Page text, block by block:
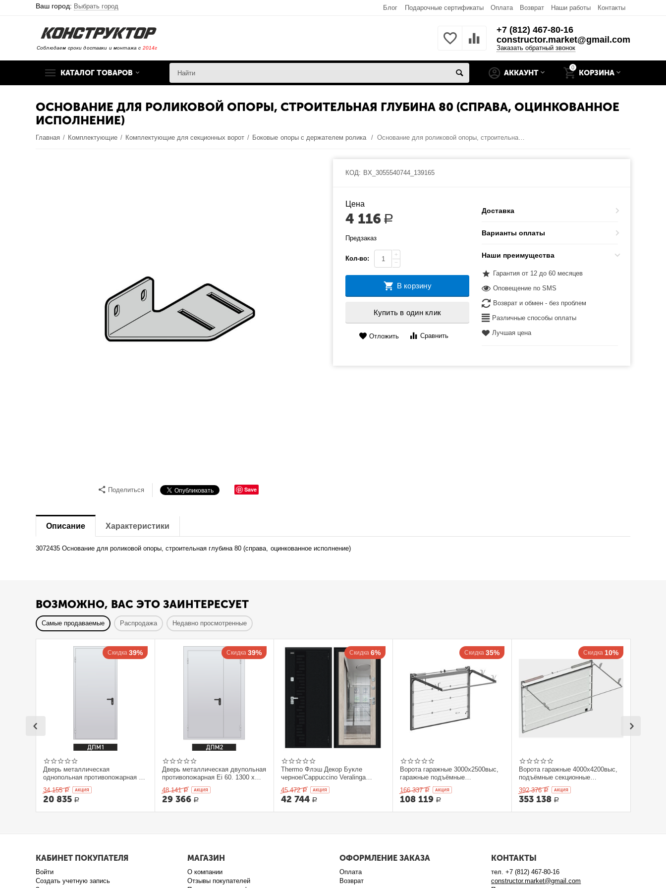
Ваш город: Выбрать город Блог Подарочные сертификаты Оплата Возврат Наши работы Контакты
Соблюдаем сроки доставки и монтажа с 2014г
+7 (812) 467-80-16
constructor.market@gmail.com
Заказать обратный звонок
КАТАЛОГ ТОВАРОВ
0
КОРЗИНА
АККАУНТ
ОСНОВАНИЕ ДЛЯ РОЛИКОВОЙ ОПОРЫ, СТРОИТЕЛЬНАЯ ГЛУБИНА 80 (СПРАВА, ОЦИНКОВАННОЕ
ИСПОЛНЕНИЕ)
Главная / Комплектующие / Комплектующие для секционных ворот / Боковые опоры с держателем ролика / Основание для роликовой опоры, строительная глубина 80 (справа, оцинкованное исполнение)
Поделиться Save
КОД: BX_3055540744_139165
Цена
4 116 Р
Предзаказ
Кол-во:
+
−
В корзину
Купить в один клик
Отложить Сравнить
Доставка
Варианты оплаты
Наши преимущества
Гарантия от 12 до 60 месяцев
Оповещение по SMS
Возврат и обмен - без проблем
Различные способы оплаты
Лучшая цена
Описание Характеристики
3072435 Основание для роликовой опоры, строительная глубина 80 (справа, оцинкованное исполнение)
ВОЗМОЖНО, ВАС ЭТО ЗАИНТЕРЕСУЕТ
Самые продаваемые Распродажа Недавно просмотренные
Скидка 39%
Дверь металлическая
однопольная противопожарная Ei
60. 900 x 2100 выс.
34 155 Р AКЦИЯ
20 835 Р
Скидка 39%
Дверь металлическая двупольная
противопожарная Ei 60. 1300 x
2100 выс.
48 141 Р AКЦИЯ
29 366 Р
Скидка 6%
Thermo Флэш Декор Букле
черное/Cappuccino Veralinga
205*86 левое
45 472 Р AКЦИЯ
42 744 Р
Скидка 35%
Ворота гаражные 3000x2500выс,
гаражные подъёмные
секционныеDoorHan
166 337 Р AКЦИЯ
108 119 Р
Скидка 10%
Ворота гаражные 4000x4200выс,
подъёмные секционные
DOORHAN
392 376 Р AКЦИЯ
353 138 Р
КАБИНЕТ ПОКУПАТЕЛЯ
Войти
Создать учетную запись
МАГАЗИН
О компании
Отзывы покупателей
ОФОРМЛЕНИЕ ЗАКАЗА
Оплата
Возврат
КОНТАКТЫ
тел.+7 (812) 467-80-16
constructor.market@gmail.com